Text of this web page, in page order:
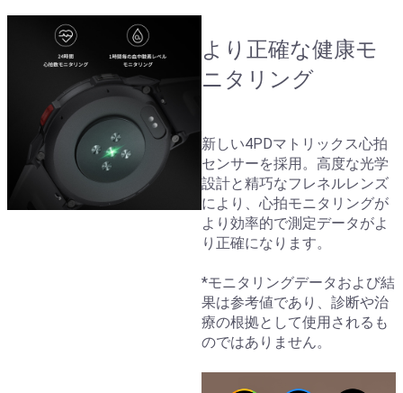
より正確な健康モ
ニタリング
新しい4PDマトリックス心拍
センサーを採用。高度な光学
設計と精巧なフレネルレンズ
により、心拍モニタリングが
より効率的で測定データがよ
り正確になります。
*モニタリングデータおよび結
果は参考値であり、診断や治
療の根拠として使用されるも
のではありません。